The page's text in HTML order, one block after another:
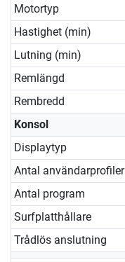
Motortyp
Hastighet (min)
Lutning (min)
Remlängd
Rembredd
Konsol
Displaytyp
Antal användarprofiler
Antal program
Surfplatthållare
Trådlös anslutning